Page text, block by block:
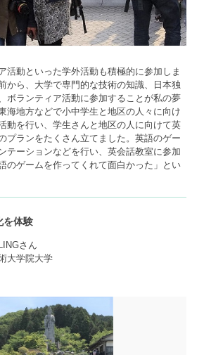
活動といった学外活動も積極的に参加しま
から、大学で専門的な技術の知識、日本独
ボランティア活動に参加することが私の夢
海地方などで小中学生と地区の人々に向け
動を行い、学生さんと地区の人に向けて英
プランをたくさん立てました。英語のゲー
テーションなどを行い、英会話教室に参加
のゲームを作ってくれて面白かった」とい
を体験
さん
大学院大学